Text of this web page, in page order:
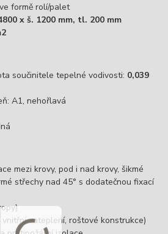
formě rolí/palet
x š. 1200 mm, tl. 200 mm
součinitele tepelné vodivosti: 0,039
A1, nehořlavá
mezi krovy, pod i nad krovy, šikmé
střechy nad 45° s dodatečnou fixací
vnitřní zateplení, roštové konstrukce)